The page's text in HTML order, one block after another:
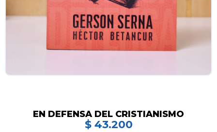
EN DEFENSA DEL CRISTIANISMO
$43.200